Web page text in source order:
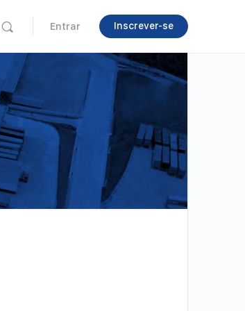
Entrar Inscrever-se